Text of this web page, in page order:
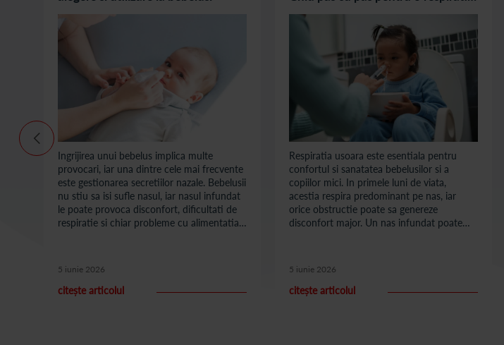
Ingrijirea unui bebelus implica multe
provocari, iar una dintre cele mai frecvente
este gestionarea secretiilor nazale. Bebelusii
nu stiu sa isi sufle nasul, iar nasul infundat
le poate provoca disconfort, dificultati de
respiratie si chiar probleme cu alimentatia
dispozitiv poate face diferenta intre un
bebelus agitat si unul linistit. Totusi, pentru
5 iunie 2026
citește articolul
Respiratia usoara este esentiala pentru
confortul si sanatatea bebelusilor si a
copiilor mici. In primele luni de viata,
acestia respira predominant pe nas, iar
orice obstructie poate sa genereze
disconfort major. Un nas infundat poate
metode de igiena si ingrijire zilnica. Multi
parinti sunt initial reticenti atunci cand aud
5 iunie 2026
citește articolul